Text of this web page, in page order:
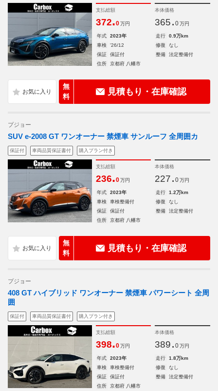
支払総額
372.0 万円
本体価格
365. 0 万円
年式 2023年 走行
0.9万km
車検
'26/12 修復
なし
保証
保証付 整備
法定整備付
住所
京都府 八幡市
無
料
見積もり・在庫確認
プジョー
SUV e-2008 GT ワンオーナー 禁煙車 サンルーフ 全周囲カ
保証付 車両品質保証書付 購入プラン付き
支払総額
236.0 万円
本体価格
227. 0 万円
年式 2023年 走行
1.2万km
車検
車検整備付 修復
なし
保証
保証付 整備
法定整備付
住所
京都府 八幡市
無
料
見積もり・在庫確認
プジョー
408 GT ハイブリッド ワンオーナー 禁煙車 パワーシート 全周
囲
保証付 車両品質保証書付 購入プラン付き
支払総額
398.0 万円
本体価格
389. 0 万円
年式 2023年 走行
1.8万km
車検
車検整備付 修復
なし
保証
保証付 整備
法定整備付
住所
京都府 八幡市